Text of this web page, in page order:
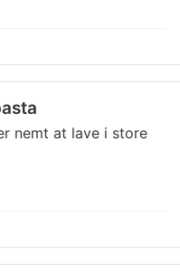
nemt at lave i store